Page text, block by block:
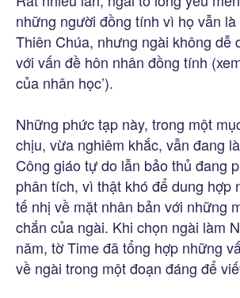
những người đồng tính vì họ vẫn
Thiên Chúa, nhưng ngài không dễ
với vấn đề hôn nhân đồng tính
của nhân học’).
Những phức tạp này, trong một
chịu, vừa nghiêm khắc, vẫn đang
Công giáo tự do lẫn bảo thủ đang
phân tích, vì thật khó để dung hợp
tế nhị về mặt nhân bản với những
chắn của ngài. Khi chọn ngài làm
năm, tờ Time đã tổng hợp những
về ngài trong một đoạn đáng để